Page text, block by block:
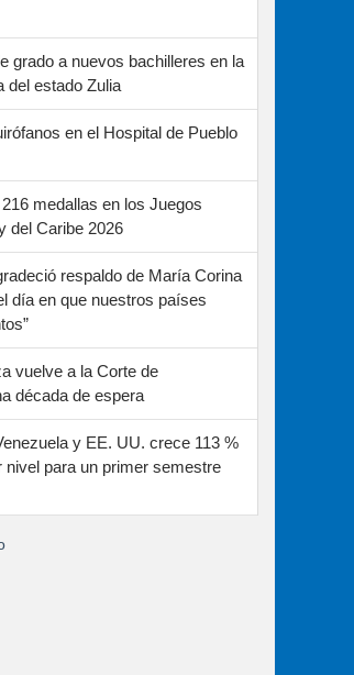
grado a nuevos bachilleres en la
del estado Zulia
en el Hospital de Pueblo
medallas en los Juegos
del Caribe 2026
respaldo de María Corina
día en que nuestros países
vuelve a la Corte de
década de espera
y EE. UU. crece 113 %
para un primer semestre